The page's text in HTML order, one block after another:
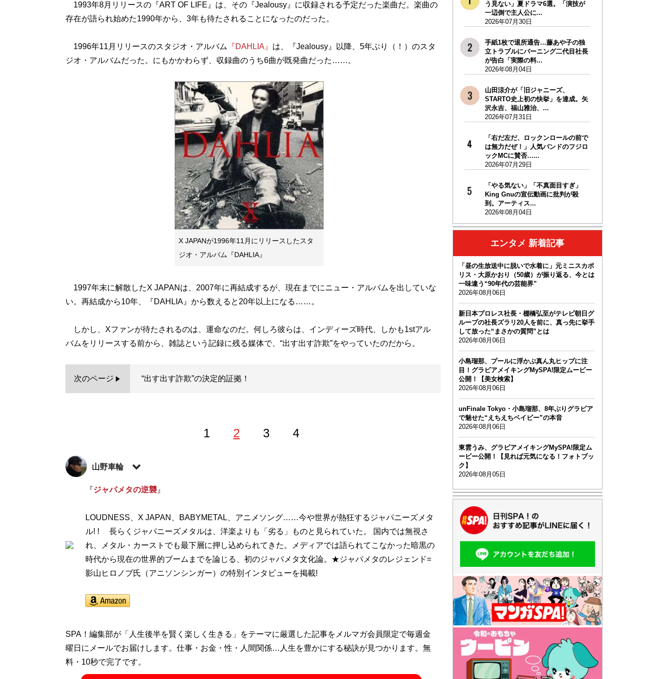
1993年8月リリースの『ART OF LIFE』は、その『Jealousy』に収録される予定だった楽曲だ。楽曲の
存在が語られ始めた1990年から、3年も待たされることになったのだった。
1996年11月リリースのスタジオ・アルバム 『DAHLIA』 は、『Jealousy』以降、5年ぶり（！）のスタ
ジオ・アルバムだった。にもかかわらず、収録曲のうち6曲が既発曲だった……。
X JAPANが1996年11月にリリースしたスタ
ジオ・アルバム『DAHLIA』
1997年末に解散したX JAPANは、2007年に再結成するが、現在までにニュー・アルバムを出していな
い。再結成から10年、『DAHLIA』から数えると20年以上になる……。
しかし、Xファンが待たされるのは、運命なのだ。何しろ彼らは、インディーズ時代、しかも1stアル
バムをリリースする前から、雑誌という記録に残る媒体で、“出す出す詐欺”をやっていたのだから。
次のページ “出す出す詐欺”の決定的証拠！
1 2 3 4
山野車輪
（やまの・しゃりん）漫画家・ジャパメタ評論家。1971年生まれ。『マンガ嫌韓流』（晋遊舎）シリー
記事一覧へ
『ジャパメタの逆襲』
LOUDNESS、X JAPAN、BABYMETAL、アニメソング……今や世界が熱狂するジャパニーズメタ
ル! ! 長らくジャパニーズメタルは、洋楽よりも「劣る」ものと見られていた。 国内では無視さ
れ、メタル・カーストでも最下層に押し込められてきた。メディアでは語られてこなかった暗黒の
時代から現在の世界的ブームまでを論じる、初のジャパメタ文化論。★ジャパメタのレジェンド=
影山ヒロノブ氏（アニソンシンガー）の特別インタビューを掲載!
SPA！編集部が「人生後半を賢く楽しく生きる」をテーマに厳選した記事をメルマガ会員限定で毎週金
曜日にメールでお届けします。仕事・お金・性・人間関係…人生を豊かにする秘訣が見つかります。無
料・10秒で完了です。
う見ない」夏ドラマ6選。「演技が
一辺倒で主人公に...
2026年07月30日
手紙1枚で退所通告…藤あや子の独
立トラブルにバーニング二代目社長
が告白「実際の料...
2026年08月04日
山田涼介が「旧ジャニーズ、
STARTO史上初の快挙」を達成。矢
沢永吉、福山雅治、...
2026年07月31日
「右だ左だ、ロックンロールの前で
は無力だぜ！」人気バンドのフジロ
ックMCに賛否…...
2026年07月29日
「やる気ない」「不真面目すぎ」
King Gnuの宣伝動画に批判が殺
到。アーティス...
2026年08月04日
エンタメ 新着記事
「昼の生放送中に脱いで水着に」元ミニスカポ
リス・大原かおり（50歳）が振り返る、今とは
一味違う“90年代の芸能界”
2026年08月06日
新日本プロレス社長・棚橋弘至がテレビ朝日グ
ループの社長ズラリ20人を前に、真っ先に挙手
して放った“まさかの質問”とは
2026年08月06日
小島瑠那、プールに浮かぶ真ん丸ヒップに注
目！グラビアメイキングMySPA!限定ムービー
公開！【美女検索】
2026年08月06日
unFinale Tokyo・小島瑠那、8年ぶりグラビア
で魅せた“えちえちベイビー”の本音
2026年08月06日
東雲うみ、グラビアメイキングMySPA!限定ム
ービー公開！【見れば元気になる！フォトブッ
ク】
2026年08月05日